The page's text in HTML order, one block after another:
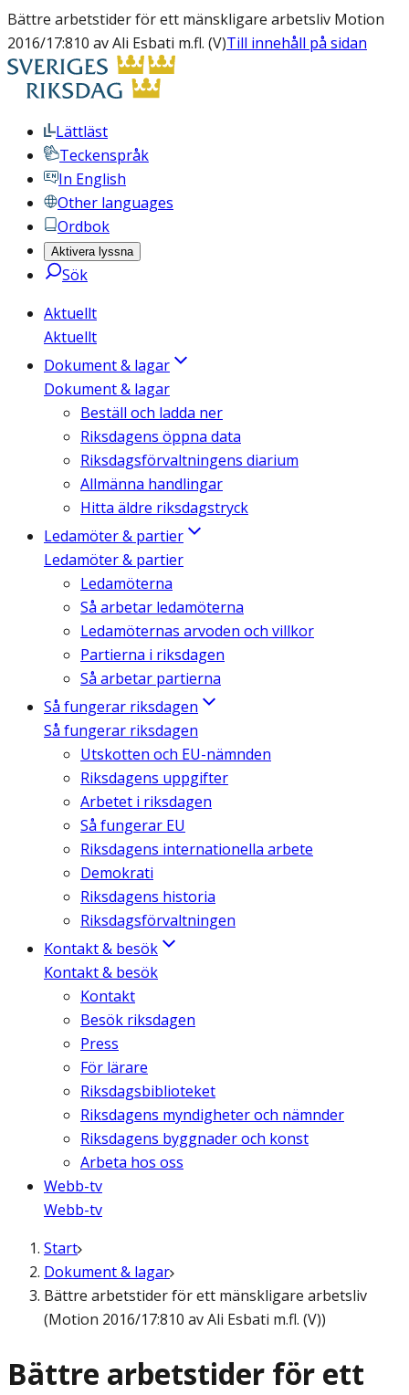
Bättre arbetstider för ett mänskligare arbetsliv Motion
2016/17:810 av Ali Esbati m.fl. (V)Till innehåll på sidan
Lättläst
Teckenspråk
In English
Other languages
Ordbok
Aktivera lyssna
Sök
Aktuellt
Aktuellt
Dokument & lagar
Dokument & lagar
Beställ och ladda ner
Riksdagens öppna data
Riksdagsförvaltningens diarium
Allmänna handlingar
Hitta äldre riksdagstryck
Ledamöter & partier
Ledamöter & partier
Ledamöterna
Så arbetar ledamöterna
Ledamöternas arvoden och villkor
Partierna i riksdagen
Så arbetar partierna
Så fungerar riksdagen
Så fungerar riksdagen
Utskotten och EU-nämnden
Riksdagens uppgifter
Arbetet i riksdagen
Så fungerar EU
Riksdagens internationella arbete
Demokrati
Riksdagens historia
Riksdagsförvaltningen
Kontakt & besök
Kontakt & besök
Kontakt
Besök riksdagen
Press
För lärare
Riksdagsbiblioteket
Riksdagens myndigheter och nämnder
Riksdagens byggnader och konst
Arbeta hos oss
Webb-tv
Webb-tv
Start
Dokument & lagar
Bättre arbetstider för ett mänskligare arbetsliv
(Motion 2016/17:810 av Ali Esbati m.fl. (V))
Bättre arbetstider för ett